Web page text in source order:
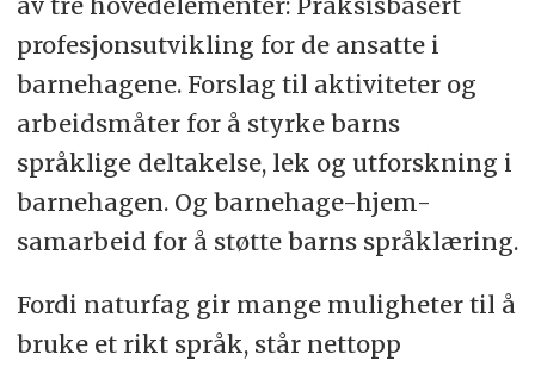
profesjonsutvikling for de ansatte i
barnehagene. Forslag til aktiviteter og
arbeidsmåter for å styrke barns
språklige deltakelse, lek og utforskning i
barnehagen. Og barnehage-hjem-
samarbeid for å støtte barns språklæring.
Fordi naturfag gir mange muligheter til å
bruke et rikt språk, står nettopp